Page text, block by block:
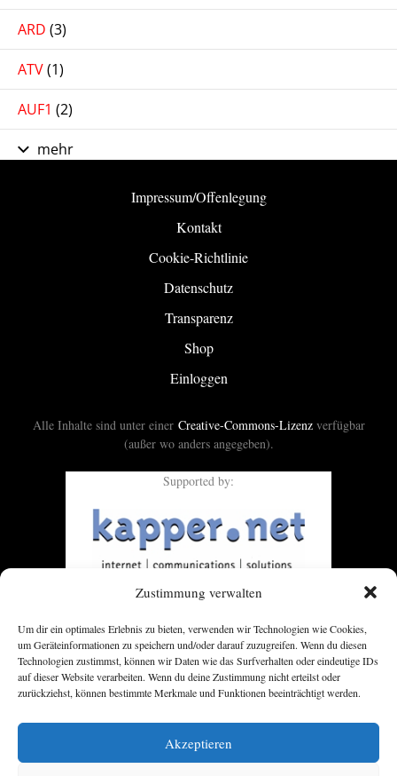
Zustimmung verwalten
Um dir ein optimales Erlebnis zu bieten, verwenden wir Technologien wie Cookies,
um Geräteinformationen zu speichern und/oder darauf zuzugreifen. Wenn du diesen
Technologien zustimmst, können wir Daten wie das Surfverhalten oder eindeutige IDs
auf dieser Website verarbeiten. Wenn du deine Zustimmung nicht erteilst oder
zurückziehst, können bestimmte Merkmale und Funktionen beeinträchtigt werden.
Akzeptieren
ARD (3)
ATV(1)
AUF1 (2)
mehr
Impressum/Offenlegung
Kontakt
Cookie-Richtlinie
Datenschutz
Transparenz
Shop
Einloggen
Alle Inhalte sind unter einer Creative-Commons-Lizenzverfügbar
(außer wo anders angegeben).
Supported by: